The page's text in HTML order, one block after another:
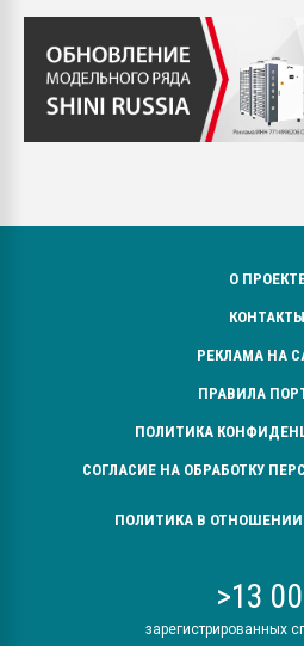
О
КОНТАКТЫ
РЕКЛАМА НА
ПРАВИЛА
ПОЛИТИКА
СОГЛАСИЕ НА ОБРАБОТКУ
ПОЛИТИКА В ОТНОШЕНИИ
>13
зарегистрированных